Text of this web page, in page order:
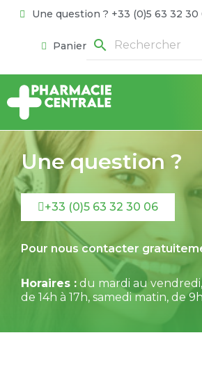
Une question ? +33 (0)5 63 32 30
Panier search
Une question ?
+33 (0)5 63 32 30 06
Pour nous contacter
Horaires : du mardi au
de 14h à 17h, samedi matin, de